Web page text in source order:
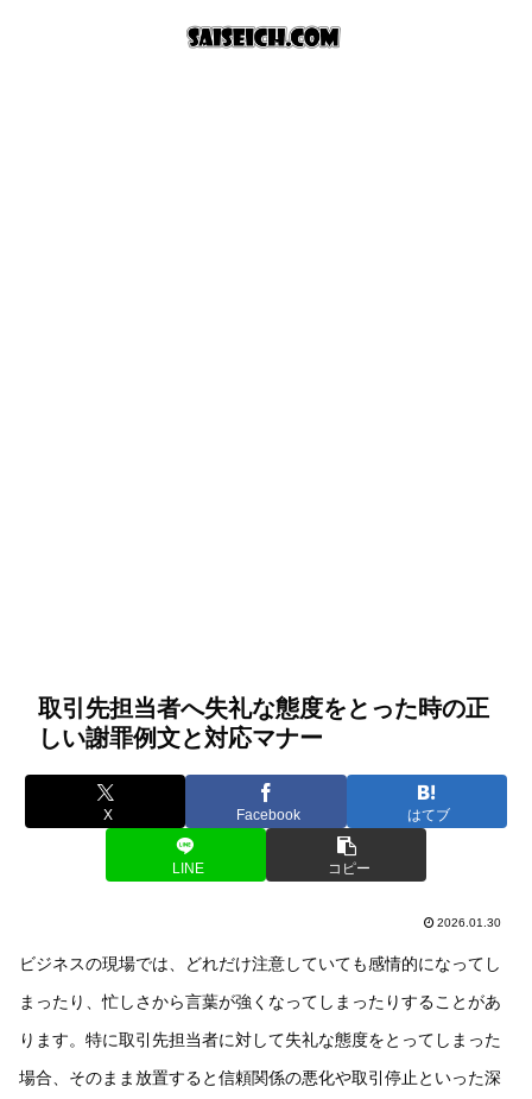
取引先担当者へ失礼な態度をとった時の正
しい謝罪例文と対応マナー
X Facebook はてブ
LINE コピー
2026.01.30
ビジネスの現場では、どれだけ注意していても感情的になってし
まったり、忙しさから言葉が強くなってしまったりすることがあ
ります。特に取引先担当者に対して失礼な態度をとってしまった
場合、そのまま放置すると信頼関係の悪化や取引停止といった深